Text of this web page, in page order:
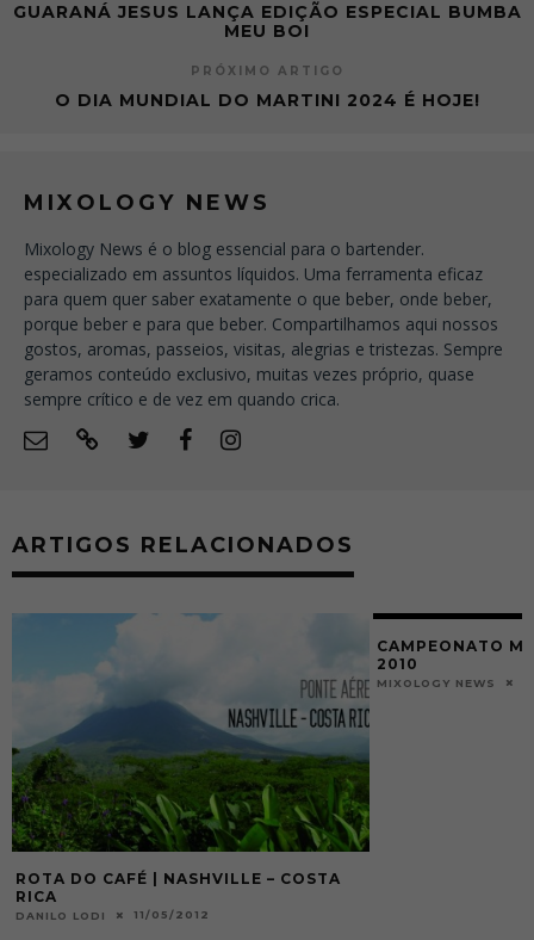
GUARANÁ JESUS LANÇA EDIÇÃO ESPECIAL BUMBA
MEU BOI
PRÓXIMO ARTIGO
O DIA MUNDIAL DO MARTINI 2024 É HOJE!
MIXOLOGY NEWS
Mixology News é o blog essencial para o bartender.
especializado em assuntos líquidos. Uma ferramenta eficaz
para quem quer saber exatamente o que beber, onde beber,
porque beber e para que beber. Compartilhamos aqui nossos
gostos, aromas, passeios, visitas, alegrias e tristezas. Sempre
geramos conteúdo exclusivo, muitas vezes próprio, quase
sempre crítico e de vez em quando crica.
ARTIGOS RELACIONADOS
CAMPEONATO MUNDIAL DE BARISTAS
MIXOLOGY NEWS